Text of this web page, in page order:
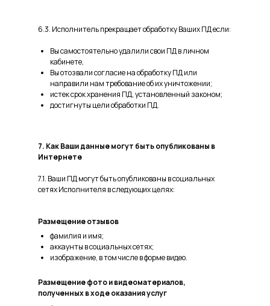
6.3. Исполнитель прекращает обработку Ваших ПД если:
Вы самостоятельно удалили свои ПД в личном
кабинете,
Вы отозвали согласие на обработку ПД или
направили нам требование об их уничтожении;
истек срок хранения ПД, установленный законом;
достигнуты цели обработки ПД.
7. Как Ваши данные могут быть опубликованы в
Интернете
7.1. Ваши ПД могут быть опубликованы в социальных
сетях Исполнителя в следующих целях:
фамилия и имя;
аккаунты в социальных сетях;
изображение, в том числе в форме видео.
Размещение отзывов
Размещение фото и видеоматериалов,
полученных в ходе оказания услуг